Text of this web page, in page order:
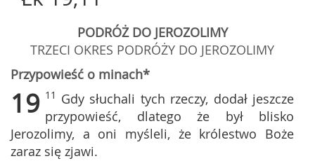
PODRÓŻ DO JEROZOLIMY
TRZECI OKRES PODRÓŻY DO JEROZOLIMY
Przypowieść o minach*
19 11 Gdy słuchali tych rzeczy, dodał jeszcze
przypowieść, dlatego że był blisko
Jerozolimy, a oni myśleli, że królestwo Boże
zaraz się zjawi.